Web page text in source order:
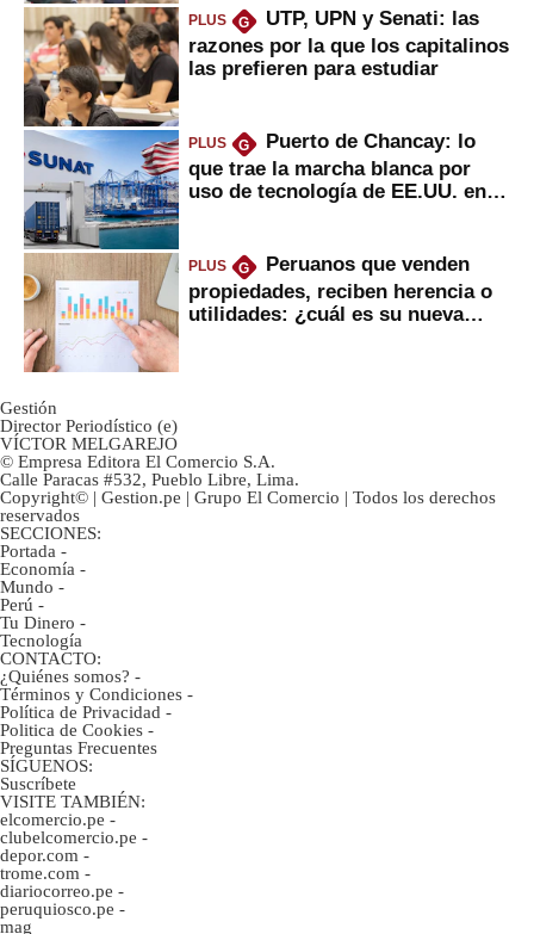
PLUS G
UTP, UPN y Senati: las
razones por la que los capitalinos
las prefieren para estudiar
PLUS G
Puerto de Chancay: lo
que trae la marcha blanca por
uso de tecnología de EE.UU. en
PLUS G
Peruanos que venden
propiedades, reciben herencia o
utilidades: ¿cuál es su nueva
Gestión
Director Periodístico (e)
VÍCTOR MELGAREJO
© Empresa Editora El Comercio S.A.
Calle Paracas #532, Pueblo Libre, Lima.
Copyright© | Gestion.pe | Grupo El Comercio | Todos los derechos
reservados
SECCIONES:
Portada -
Economía -
Mundo -
Perú -
Tu Dinero -
Tecnología
CONTACTO:
¿Quiénes somos? -
Términos y Condiciones -
Política de Privacidad -
Politica de Cookies -
Preguntas Frecuentes
SÍGUENOS:
Suscríbete
VISITE TAMBIÉN:
elcomercio.pe -
clubelcomercio.pe -
depor.com -
trome.com -
diariocorreo.pe -
peruquiosco.pe -
mag